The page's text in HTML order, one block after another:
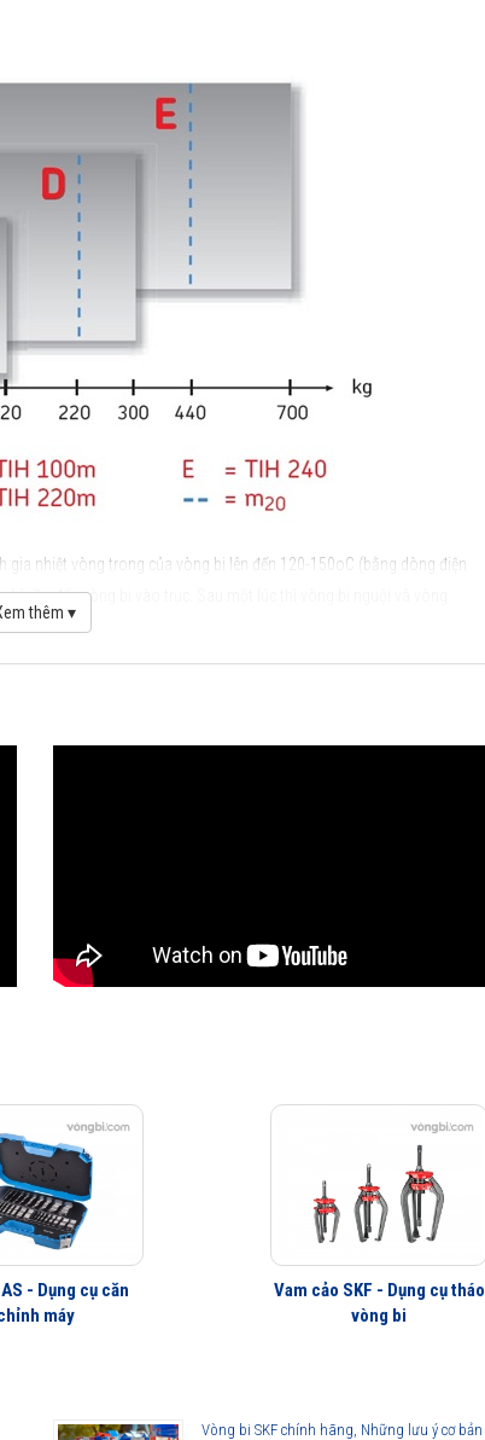
nhiệt vòng trong của vòng bi lên đến 120-150oC (bằng dòng điện
cần đẩy vòng bi vào trục. Sau một lúc thì vòng bi nguội và vòng
công.
400 mm)
thêm ▾
- Dụng cụ căn
máy
Vam cảo SKF - Dụng cụ tháo
vòng bi
Vòng bi SKF chính hãng, Những lưu ý cơ bản